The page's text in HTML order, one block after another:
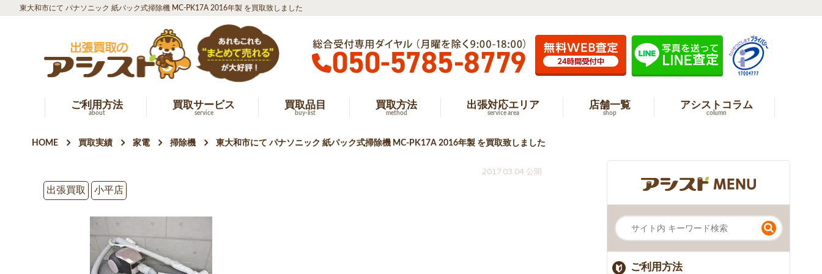
東大和市にて パナソニック 紙パック式掃除機 MC-PK17A 2016年製 を買取致しました
ご利用方法
about
買取サービス
service
買取品目
buy-list
買取方法
method
出張対応エリア
service area
店舗一覧
shop
アシストコラム
column
HOME 買取実績 家電 掃除機 東大和市にて パナソニック 紙パック式掃除機 MC-PK17A 2016年製 を買取致しました
2017.03.04 公開
出張買取
小平店
ご利用方法